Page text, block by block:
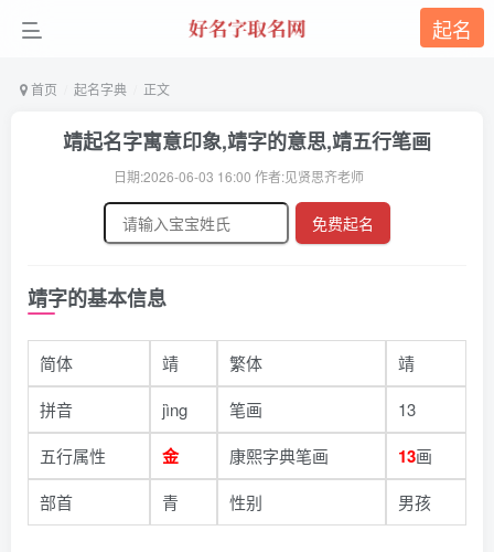
起名
首页 起名字典 正文
靖起名字寓意印象,靖字的意思,靖五行笔画
日期:2026-06-03 16:00 作者:见贤思齐老师
免费起名
靖字的基本信息
简体 靖 繁体
靖
拼音
jìng 笔画
13
五行属性
金 康熙字典笔画 13画
部首
青 性别 男孩